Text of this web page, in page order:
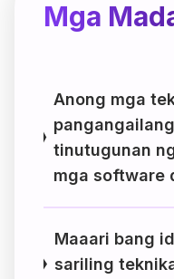
Mga
Anong mga
tinutugunan
mga software
Maaari bang
sariling